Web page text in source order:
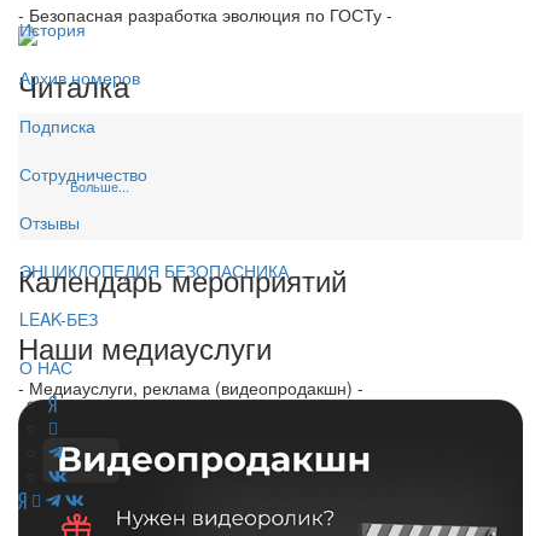
История
Архив номеров
Подписка
Сотрудничество
Отзывы
ЭНЦИКЛОПЕДИЯ БЕЗОПАСНИКА
LEAK-БЕЗ
О НАС
- Безопасная разработка эволюция по ГОСТу -
Читалка
Больше...
Календарь мероприятий
Наши медиауслуги
- Медиауслуги, реклама (видеопродакшн) -